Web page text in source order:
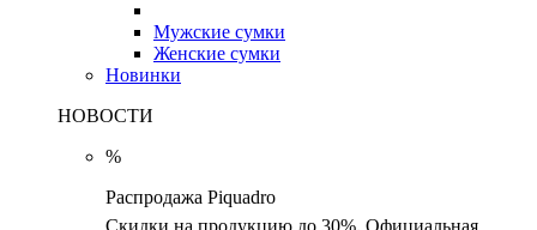
Мужские сумки
Женские сумки
Новинки
НОВОСТИ
%
Распродажа Piquadro
Скидки на продукцию до 30%. Официальная